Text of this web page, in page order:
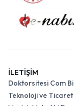
İLETİŞİM
Doktorsitesi Com
Teknoloji ve Ticaret